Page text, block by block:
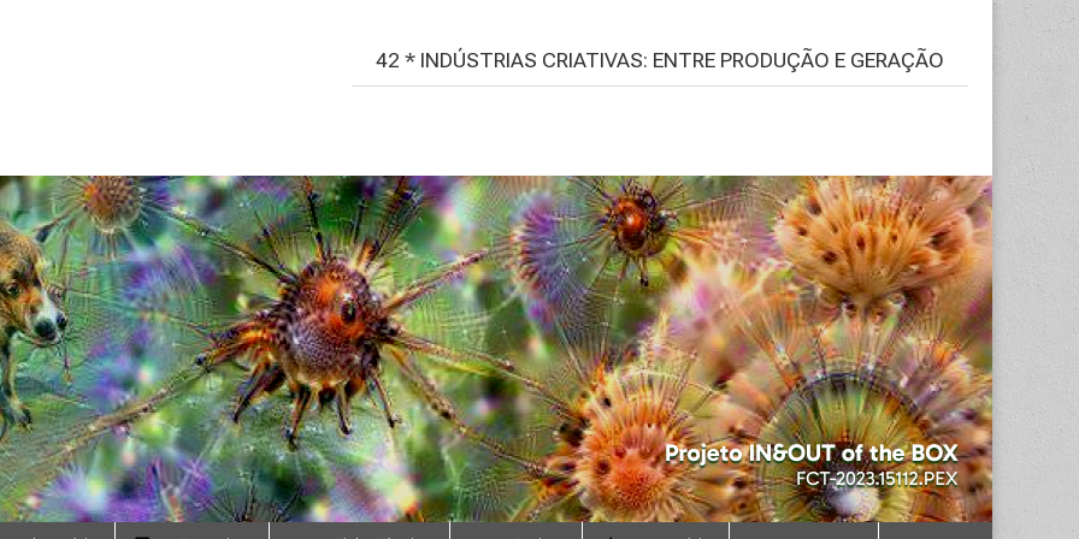
42 * INDÚSTRIAS CRIATIVAS: ENTRE PRODUÇÃO E GERAÇÃO